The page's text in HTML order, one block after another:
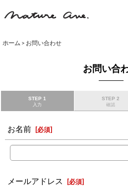
ホーム > お問い合わせ
お問い合
STEP 1
入力
STEP 2
確認
お名前 [必須]
メールアドレス [必須]